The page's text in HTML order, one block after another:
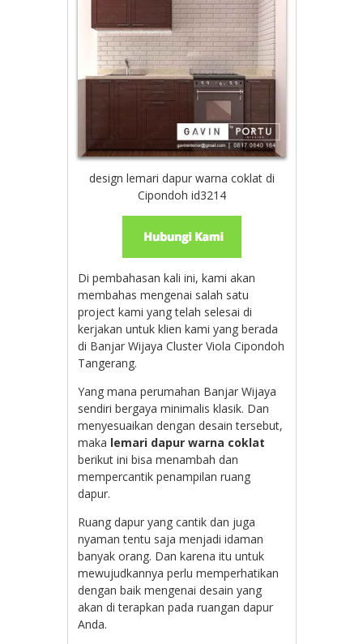
design lemari dapur warna coklat di
Cipondoh id3214
Di pembahasan kali ini, kami akan
membahas mengenai salah satu
project kami yang telah selesai di
kerjakan untuk klien kami yang berada
di Banjar Wijaya Cluster Viola Cipondoh
Tangerang.
Yang mana perumahan Banjar Wijaya
sendiri bergaya minimalis klasik. Dan
menyesuaikan dengan desain tersebut,
maka lemari dapur warna coklat
berikut ini bisa menambah dan
mempercantik penampilan ruang
dapur.
Ruang dapur yang cantik dan juga
nyaman tentu saja menjadi idaman
banyak orang. Dan karena itu untuk
mewujudkannya perlu memperhatikan
dengan baik mengenai desain yang
akan di terapkan pada ruangan dapur
Anda.